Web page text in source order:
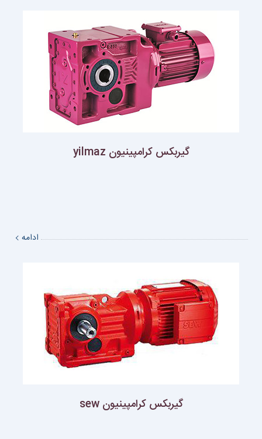
گيربكس كرامپينيون yilmaz
ادامه
گيربكس كرامپينيون sew